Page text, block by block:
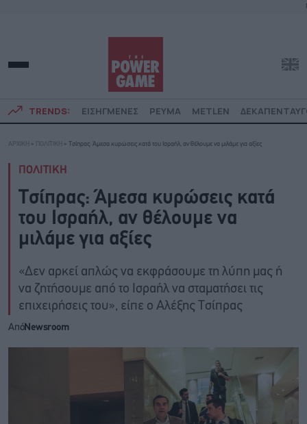
TRENDS: ΕΙΣΗΓΜΕΝΕΣ ΡΕΥΜΑ METLEN
ΑΡΧΙΚΗ » ΠΟΛΙΤΙΚΗ » Τσίπρας: Άμεσα κυρώσεις κατά του Ισραήλ, αν θέλουμε να μιλάμε για αξίες
ΠΟΛΙΤΙΚΗ
Τσίπρας: Άμεσα κυρώσεις κατά
του Ισραήλ, αν θέλουμε να
μιλάμε για αξίες
«Δεν αρκεί απλώς να εκφράσουμε τη λύπη μας ή
να ζητήσουμε από το Ισραήλ να σταματήσει τις
επιχειρήσεις του», είπε ο Αλέξης Τσίπρας
ΑπόNewsroom